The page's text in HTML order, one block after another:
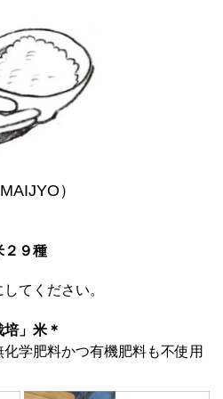
）
２９種
てください。
」米＊
学肥料かつ有機肥料も不使用